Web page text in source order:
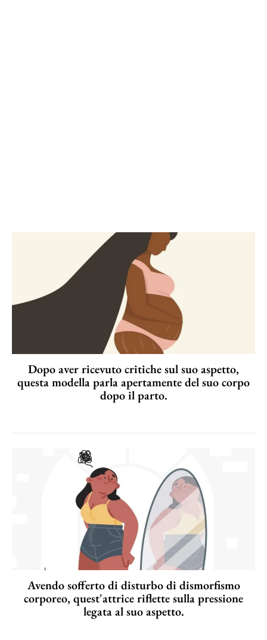
Dopo aver ricevuto critiche sul suo aspetto,
questa modella parla apertamente del suo corpo
dopo il parto.
Avendo sofferto di disturbo di dismorfismo
corporeo, quest'attrice riflette sulla pressione
legata al suo aspetto.